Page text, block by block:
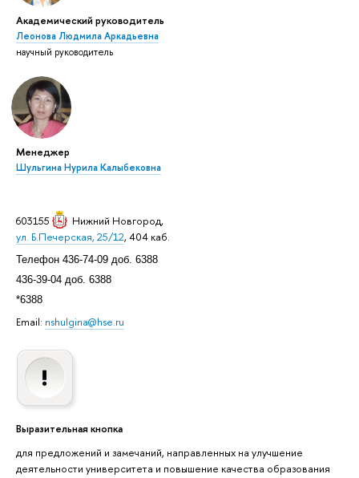
Академический руководитель
Леонова Людмила Аркадьевна
научный руководитель
Менеджер
Шульгина Нурила Калыбековна
603155 Нижний Новгород,
ул. Б.Печерская, 25/12, 404 каб.
Телефон 436-74-09 доб. 6388
436-39-04 доб. 6388
*6388
Email: nshulgina@hse.ru
Выразительная кнопка
для предложений и замечаний, направленных на улучшение
деятельности университета и повышение качества образования